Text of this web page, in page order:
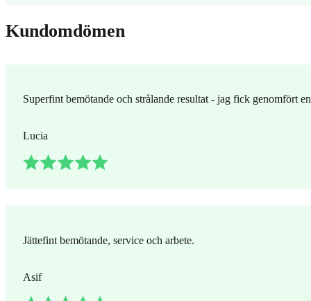
Kundomdömen
Superfint bemötande och strålande resultat - jag fick genomfört
Lucia
Jättefint bemötande, service och arbete.
Asif